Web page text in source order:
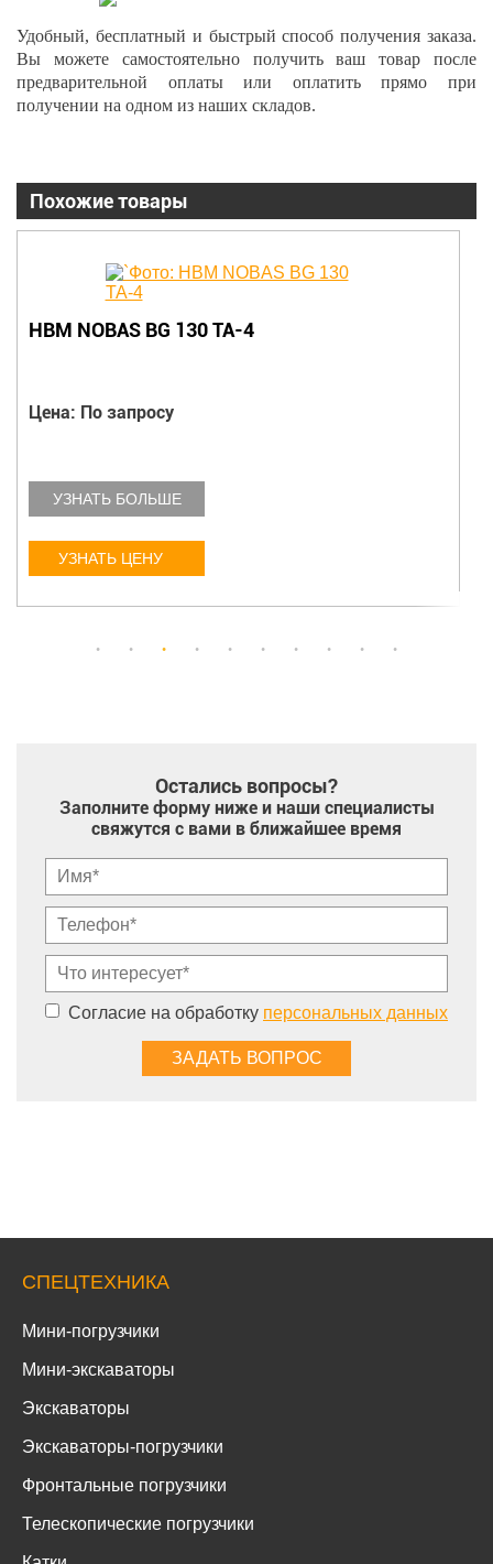
Удобный, бесплатный и быстрый способ получения заказа.
Вы можете самостоятельно получить ваш товар после
предварительной оплаты или оплатить прямо при
получении на одном из наших складов.
Похожие товары
HBM NOBAS BG 130 TA-4
Цена: По запросу
УЗНАТЬ БОЛЬШЕ
УЗНАТЬ ЦЕНУ
Остались вопросы?
Заполните форму ниже и наши специалисты
свяжутся с вами в ближайшее время
Согласие на обработку персональных данных
СПЕЦТЕХНИКА
Мини-погрузчики
Мини-экскаваторы
Экскаваторы
Экскаваторы-погрузчики
Фронтальные погрузчики
Телескопические погрузчики